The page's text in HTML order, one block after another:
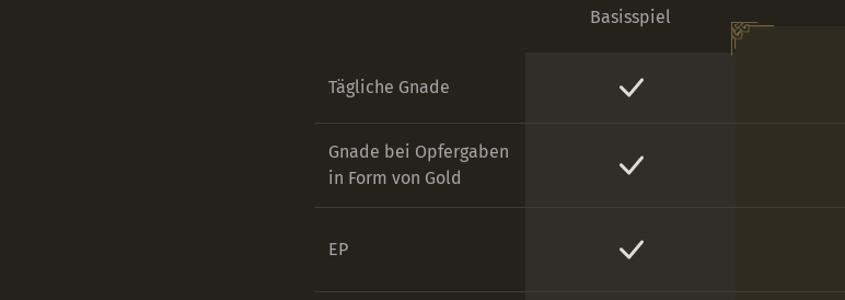
Basisspiel
Tägliche Gnade
Gnade bei Opfergaben
in Form von Gold
EP